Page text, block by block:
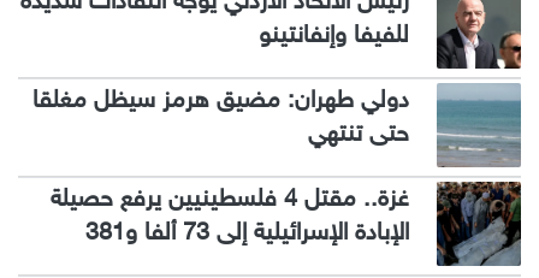
للفيفا وإنفانتينو
دولي طهران: مضيق هرمز سيظل مغلقا
حتى تنتهي
غزة.. مقتل 4 فلسطينيين يرفع حصيلة
الإبادة الإسرائيلية إلى 73 ألفا و381